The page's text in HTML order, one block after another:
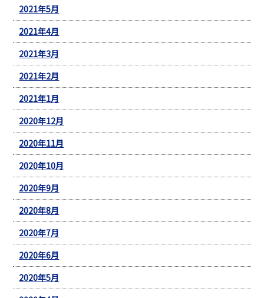
2021年5月
2021年4月
2021年3月
2021年2月
2021年1月
2020年12月
2020年11月
2020年10月
2020年9月
2020年8月
2020年7月
2020年6月
2020年5月